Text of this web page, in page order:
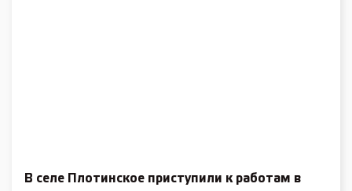
В селе Плотинское приступили к работам в